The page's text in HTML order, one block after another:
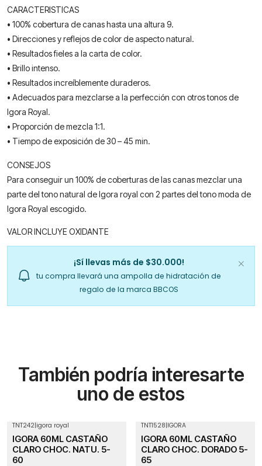
CARACTERISTICAS
• 100% cobertura de canas hasta una altura 9.
• Direcciones y reflejos de color de aspecto natural.
• Resultados fieles a la carta de color.
• Brillo intenso.
• Resultados increíblemente duraderos.
• Adecuados para mezclarse a la perfección con otros tonos de
Igora Royal.
• Proporción de mezcla 1:1.
• Tiempo de exposición de 30 – 45 min.
CONSEJOS
Para conseguir un 100% de coberturas de las canas mezclar una
parte del tono natural de Igora royal con 2 partes del tono moda de
Igora Royal escogido.
VALOR INCLUYE OXIDANTE
¡Sí llevas más de $30.000!
tu compra llevará una ampolla de hidratación de
regalo de la marca BBCOS
También podría interesarte
uno de estos
TNT242|igora royal
IGORA 60ML CASTAÑO
CLARO CHOC. NATU. 5-
60
TNT1528|IGORA
IGORA 60ML CASTAÑO
CLARO CHOC. DORADO 5-
65